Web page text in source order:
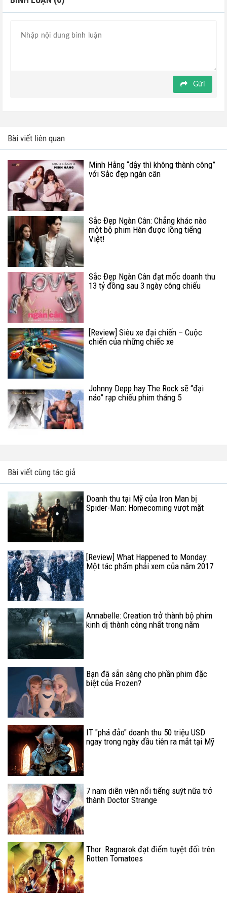
Gửi
Bài viết liên quan
Minh Hằng “dậy thì không thành công”
với Sắc đẹp ngàn cân
Sắc Đẹp Ngàn Cân: Chẳng khác nào
một bộ phim Hàn được lồng tiếng
Việt!
Sắc Đẹp Ngàn Cân đạt mốc doanh thu
13 tỷ đồng sau 3 ngày công chiếu
[Review] Siêu xe đại chiến – Cuộc
chiến của những chiếc xe
Johnny Depp hay The Rock sẽ “đại
náo” rạp chiếu phim tháng 5
Bài viết cùng tác giả
Doanh thu tại Mỹ của Iron Man bị
Spider-Man: Homecoming vượt mặt
[Review] What Happened to Monday:
Một tác phẩm phải xem của năm 2017
Annabelle: Creation trở thành bộ phim
kinh dị thành công nhất trong năm
Bạn đã sẵn sàng cho phần phim đặc
biệt của Frozen?
IT "phá đảo" doanh thu 50 triệu USD
ngay trong ngày đầu tiên ra mắt tại Mỹ
7 nam diễn viên nổi tiếng suýt nữa trở
thành Doctor Strange
Thor: Ragnarok đạt điểm tuyệt đối trên
Rotten Tomatoes